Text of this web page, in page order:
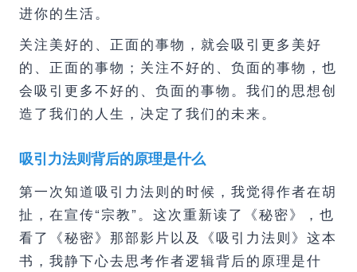
进你的生活。
关注美好的、正面的事物，就会吸引更多美好
的、正面的事物；关注不好的、负面的事物，也
会吸引更多不好的、负面的事物。我们的思想创
造了我们的人生，决定了我们的未来。
吸引力法则背后的原理是什么
第一次知道吸引力法则的时候，我觉得作者在胡
扯，在宣传“宗教”。这次重新读了《秘密》，也
看了《秘密》那部影片以及《吸引力法则》这本
书，我静下心去思考作者逻辑背后的原理是什